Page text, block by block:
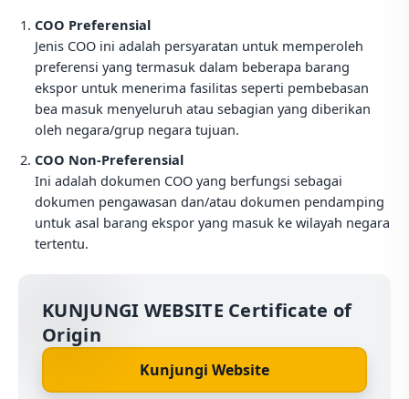
COO Preferensial
Jenis COO ini adalah persyaratan untuk memperoleh
preferensi yang termasuk dalam beberapa barang
ekspor untuk menerima fasilitas seperti pembebasan
bea masuk menyeluruh atau sebagian yang diberikan
oleh negara/grup negara tujuan.
COO Non-Preferensial
Ini adalah dokumen COO yang berfungsi sebagai
dokumen pengawasan dan/atau dokumen pendamping
untuk asal barang ekspor yang masuk ke wilayah negara
tertentu.
KUNJUNGI WEBSITE Certificate of
Origin
Kunjungi Website